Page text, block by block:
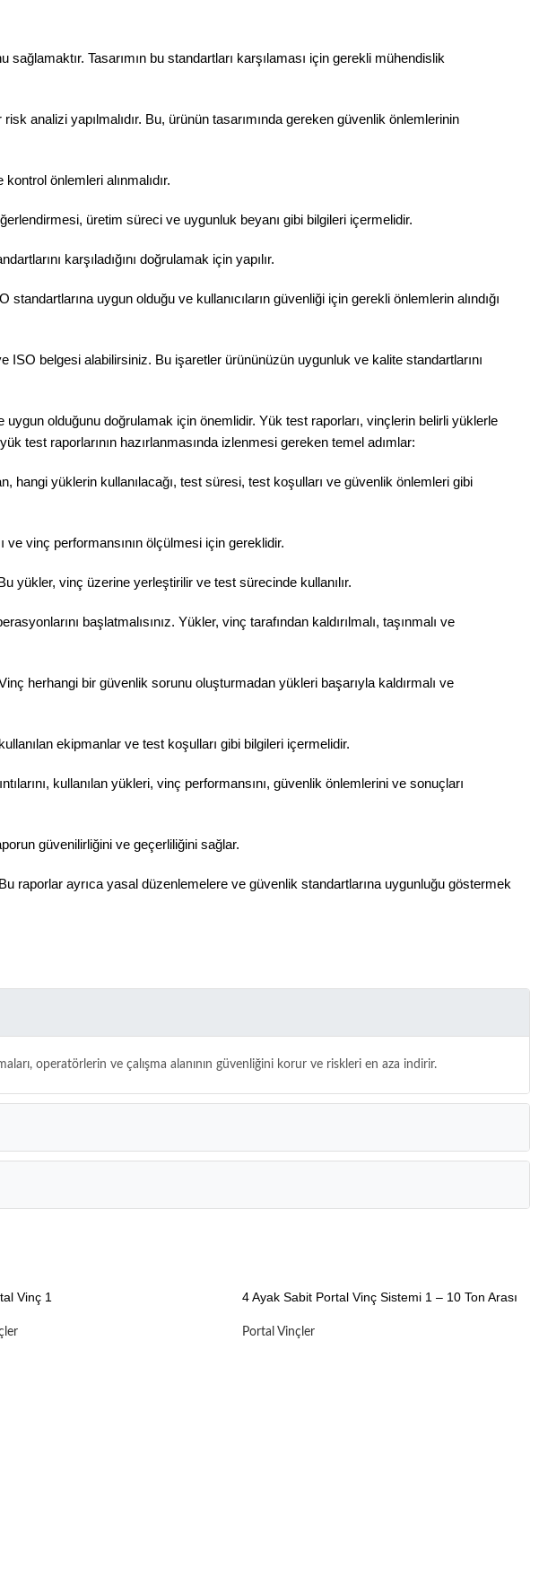
Tasarımın bu standartları karşılaması için gerekli mühendislik
analizi yapılmalıdır. Bu, ürünün tasarımında gereken güvenlik önlemlerinin
önlemleri alınmalıdır.
üretim süreci ve uygunluk beyanı gibi bilgileri içermelidir.
karşıladığını doğrulamak için yapılır.
uygun olduğu ve kullanıcıların güvenliği için gerekli önlemlerin alındığı
belgesi alabilirsiniz. Bu işaretler ürününüzün uygunluk ve kalite standartlarını
olduğunu doğrulamak için önemlidir. Yük test raporları, vinçlerin belirli yüklerle
test raporlarının hazırlanmasında izlenmesi gereken temel adımlar:
hangi yüklerin kullanılacağı, test süresi, test koşulları ve güvenlik önlemleri gibi
ve vinç performansının ölçülmesi için gereklidir.
yükler, vinç üzerine yerleştirilir ve test sürecinde kullanılır.
başlatmalısınız. Yükler, vinç tarafından kaldırılmalı, taşınmalı ve
herhangi bir güvenlik sorunu oluşturmadan yükleri başarıyla kaldırmalı ve
ekipmanlar ve test koşulları gibi bilgileri içermelidir.
kullanılan yükleri, vinç performansını, güvenlik önlemlerini ve sonuçları
güvenilirliğini ve geçerliliğini sağlar.
raporlar ayrıca yasal düzenlemelere ve güvenlik standartlarına uygunluğu göstermek
operatörlerin ve çalışma alanının güvenliğini korur ve riskleri en aza indirir.
Vinç 1 4 Ayak Sabit Portal Vinç Sistemi 1 – 10 Ton Arası
Portal Vinçler